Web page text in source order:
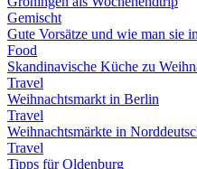
Gemischt
Gute Vorsätze und wie man sie
Food
Skandinavische Küche zu
Travel
Weihnachtsmarkt in Berlin
Travel
Weihnachtsmärkte in
Travel
Tipps für Oldenburg